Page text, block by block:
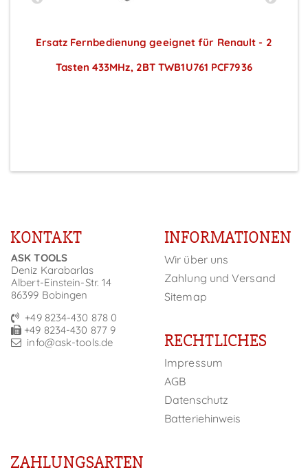
Ersatz Fernbedienung geeignet für Renault - 2
Tasten 433MHz, 2BT TWB1U761 PCF7936
KONTAKT
ASK TOOLS
Deniz Karabarlas
Albert-Einstein-Str. 14
86399 Bobingen
+49 8234-430 878 0
+49 8234-430 877 9
info@ask-tools.de
INFORMATIONEN
Wir über uns
Zahlung und Versand
Sitemap
RECHTLICHES
Impressum
AGB
Datenschutz
Batteriehinweis
ZAHLUNGSARTEN